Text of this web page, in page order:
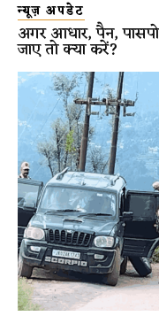
न्यूज़ अपडेट
अगर आधार, पैन,
जाए तो क्या करें?